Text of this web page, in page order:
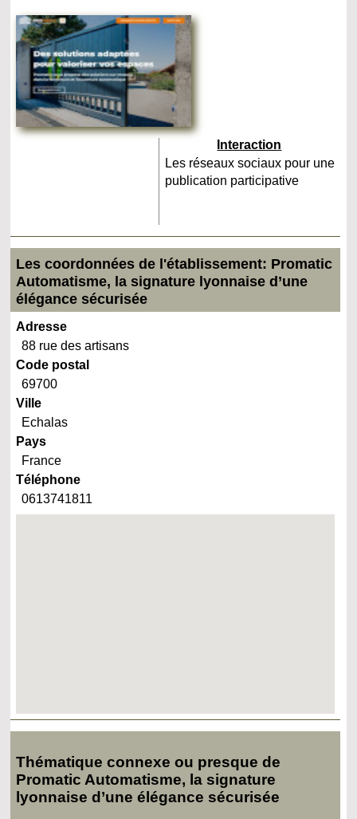
Interaction
Les réseaux sociaux pour une
publication participative
Les coordonnées de l'établissement: Promatic
Automatisme, la signature lyonnaise d’une
élégance sécurisée
Adresse
88 rue des artisans
Code postal
69700
Ville
Echalas
Pays
France
Téléphone
0613741811
Thématique connexe ou presque de
Promatic Automatisme, la signature
lyonnaise d’une élégance sécurisée